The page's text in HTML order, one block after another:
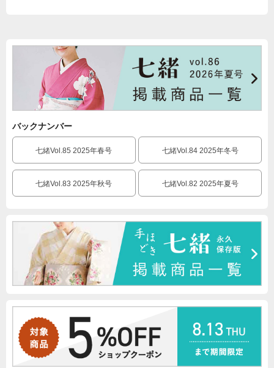
バックナンバー
七緒Vol.85 2025年春号 七緒Vol.84 2025年冬号
七緒Vol.83 2025年秋号 七緒Vol.82 2025年夏号